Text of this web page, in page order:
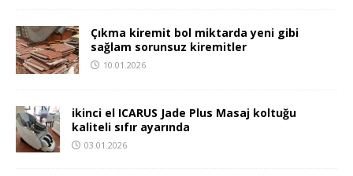
Çıkma kiremit bol miktarda yeni gibi
sağlam sorunsuz kiremitler
10.01.2026
ikinci el ICARUS Jade Plus Masaj koltuğu
kaliteli sıfır ayarında
03.01.2026